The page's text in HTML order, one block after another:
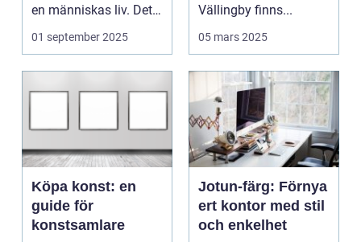
en människas liv. Det
&aum...
01 september 2025
Vällingby finns...
05 mars 2025
Köpa konst: en
guide för
konstsamlare
Jotun-färg: Förnya
ert kontor med stil
och enkelhet